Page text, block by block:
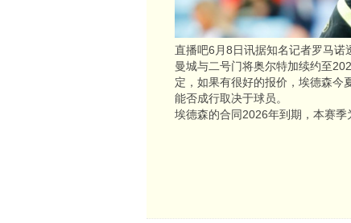
直播吧6月8日讯据知名记者罗马诺
曼城与二号门将奥尔特加续约至
定，如果有很好的报价，埃德森今
能否成行取决于球员。
埃德森的合同2026年到期，本赛季